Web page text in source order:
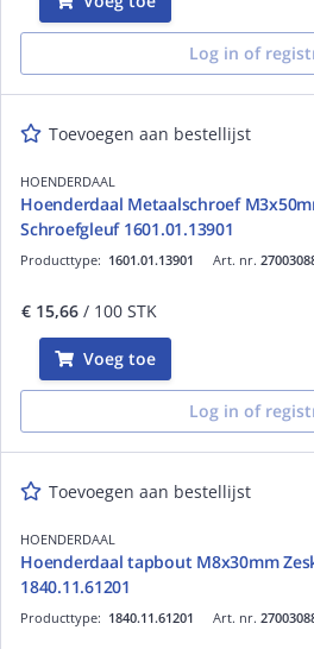
Log in of
Toevoegen aan bestellijst
HOENDERDAAL
Hoenderdaal Metaalschroef
Schroefgleuf 1601.01.13901
Art. nr.
Producttype: 1601.01.13901
€ 15,66 / 100 STK
Voeg toe
Log in of
Toevoegen aan bestellijst
HOENDERDAAL
Hoenderdaal tapbout M8x30mm
1840.11.61201
Art. nr.
Producttype: 1840.11.61201